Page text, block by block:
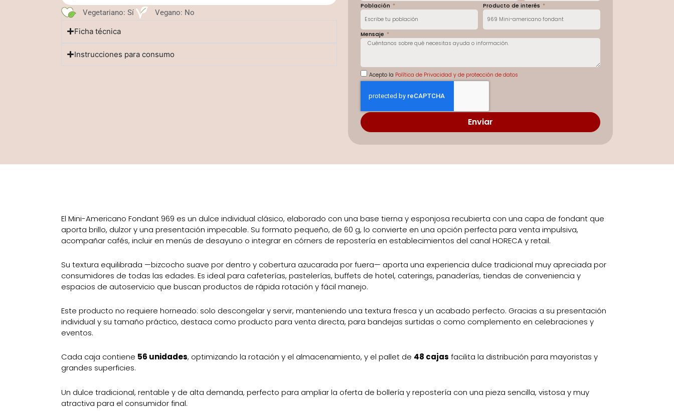
Vegetariano: Sí
Vegano: No
Ficha técnica
Instrucciones para consumo
Población Producto de interés
Mensaje
Acepto la Política de Privacidad y de protección de datos
Enviar
El Mini-Americano Fondant 969 es un dulce individual clásico, elaborado con una base tierna y esponjosa recubierta con una capa de fondant que
aporta brillo, dulzor y una presentación impecable. Su formato pequeño, de 60 g, lo convierte en una opción perfecta para venta impulsiva,
acompañar cafés, incluir en menús de desayuno o integrar en córners de repostería en establecimientos del canal HORECA y retail.
Su textura equilibrada —bizcocho suave por dentro y cobertura azucarada por fuera— aporta una experiencia dulce tradicional muy apreciada por
consumidores de todas las edades. Es ideal para cafeterías, pastelerías, buffets de hotel, caterings, panaderías, tiendas de conveniencia y
espacios de autoservicio que buscan productos de rápida rotación y fácil manejo.
Este producto no requiere horneado: solo descongelar y servir, manteniendo una textura fresca y un acabado perfecto. Gracias a su presentación
individual y su tamaño práctico, destaca como producto para venta directa, para bandejas surtidas o como complemento en celebraciones y
eventos.
Cada caja contiene 56 unidades, optimizando la rotación y el almacenamiento, y el pallet de 48 cajas facilita la distribución para mayoristas y
grandes superficies.
Un dulce tradicional, rentable y de alta demanda, perfecto para ampliar la oferta de bollería y repostería con una pieza sencilla, vistosa y muy
atractiva para el consumidor final.